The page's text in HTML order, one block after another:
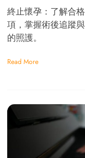
終止懷孕：了解合
項，掌握術後追蹤
的照護。
Read More